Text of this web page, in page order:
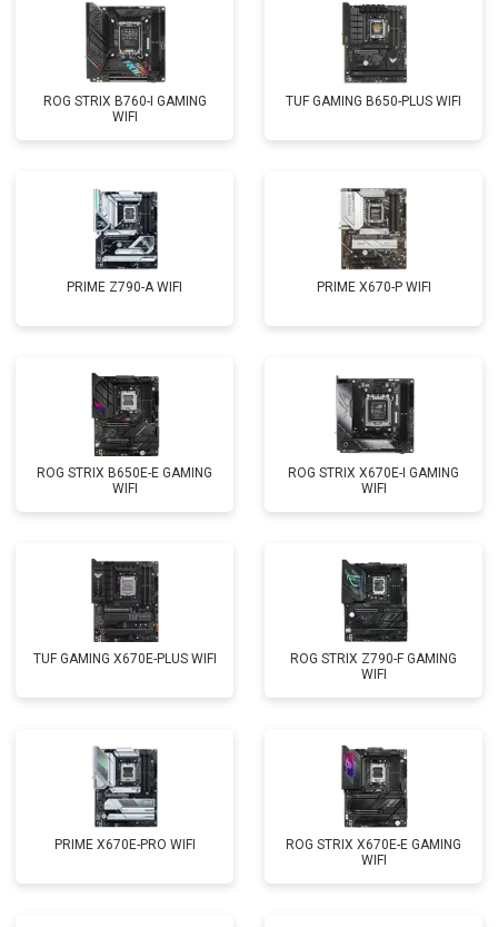
ROG STRIX B760-I GAMING
WIFI
TUF GAMING B650-PLUS WIFI
PRIME Z790-A WIFI PRIME X670-P WIFI
ROG STRIX B650E-E GAMING
WIFI
ROG STRIX X670E-I GAMING
WIFI
TUF GAMING X670E-PLUS WIFI
ROG STRIX Z790-F GAMING
WIFI
PRIME X670E-PRO WIFI
ROG STRIX X670E-E GAMING
WIFI